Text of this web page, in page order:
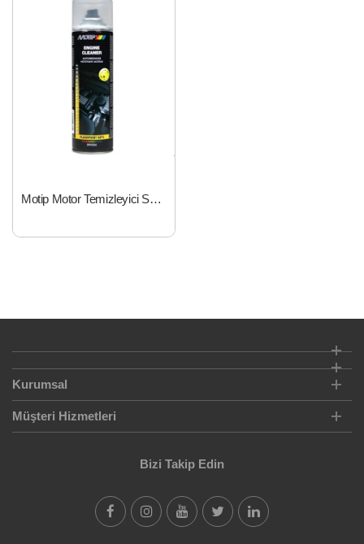
Motip Motor Temizleyici Spreyi 500 ml
Kurumsal
Müşteri Hizmetleri
Bizi Takip Edin